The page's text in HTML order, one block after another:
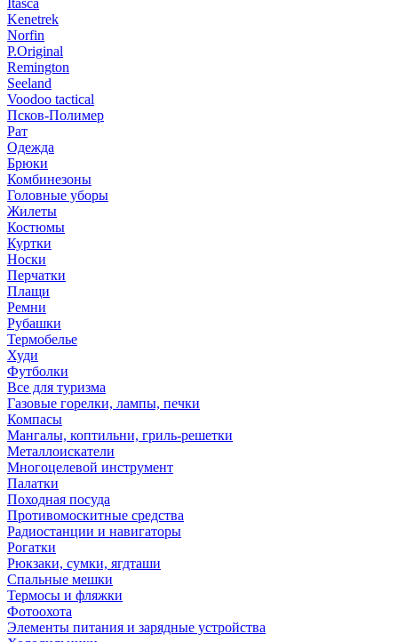
Itasca
Kenetrek
Norfin
P.Original
Remington
Seeland
Voodoo tactical
Псков-Полимер
Рат
Одежда
Брюки
Комбинезоны
Головные уборы
Жилеты
Костюмы
Куртки
Носки
Перчатки
Плащи
Ремни
Рубашки
Термобелье
Худи
Футболки
Все для туризма
Газовые горелки, лампы, печки
Компасы
Мангалы, коптильни, гриль-решетки
Металлоискатели
Многоцелевой инструмент
Палатки
Походная посуда
Противомоскитные средства
Радиостанции и навигаторы
Рогатки
Рюкзаки, сумки, ягдташи
Спальные мешки
Термосы и фляжки
Фотоохота
Элементы питания и зарядные устройства